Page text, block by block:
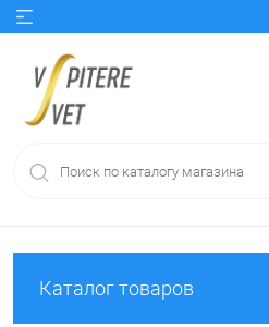
Каталог товаров